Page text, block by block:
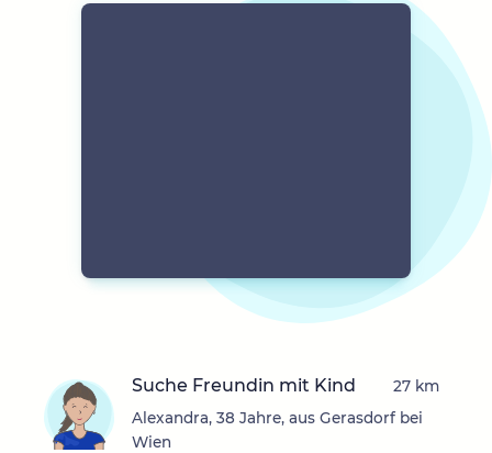
Suche Freundin mit Kind
Alexandra, 38 Jahre, aus Gerasdorf bei
Wien
27 km